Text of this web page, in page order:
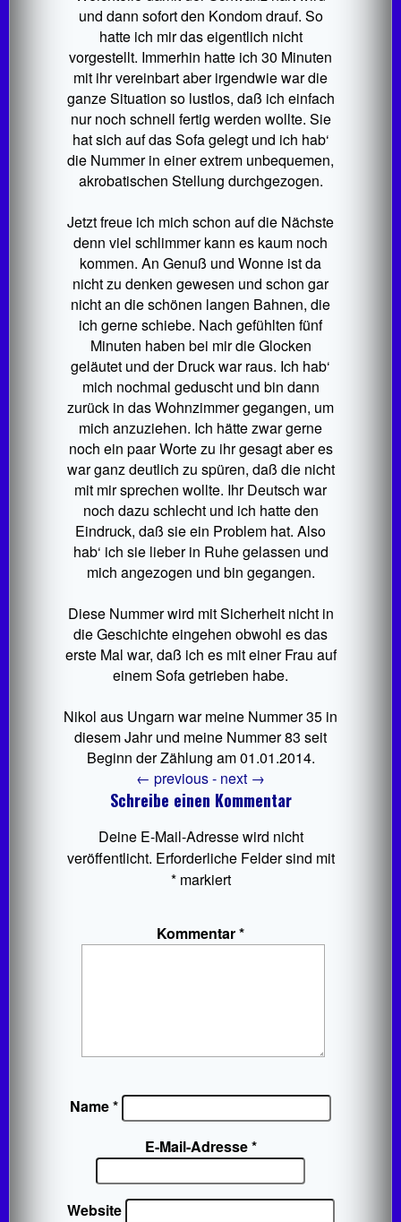
und dann sofort den Kondom drauf. So
hatte ich mir das eigentlich nicht
vorgestellt. Immerhin hatte ich 30 Minuten
mit ihr vereinbart aber irgendwie war die
ganze Situation so lustlos, daß ich einfach
nur noch schnell fertig werden wollte. Sie
hat sich auf das Sofa gelegt und ich hab‘
die Nummer in einer extrem unbequemen,
akrobatischen Stellung durchgezogen.
Jetzt freue ich mich schon auf die Nächste
denn viel schlimmer kann es kaum noch
kommen. An Genuß und Wonne ist da
nicht zu denken gewesen und schon gar
nicht an die schönen langen Bahnen, die
ich gerne schiebe. Nach gefühlten fünf
Minuten haben bei mir die Glocken
geläutet und der Druck war raus. Ich hab‘
mich nochmal geduscht und bin dann
zurück in das Wohnzimmer gegangen, um
mich anzuziehen. Ich hätte zwar gerne
noch ein paar Worte zu ihr gesagt aber es
war ganz deutlich zu spüren, daß die nicht
mit mir sprechen wollte. Ihr Deutsch war
noch dazu schlecht und ich hatte den
Eindruck, daß sie ein Problem hat. Also
hab‘ ich sie lieber in Ruhe gelassen und
mich angezogen und bin gegangen.
Diese Nummer wird mit Sicherheit nicht in
die Geschichte eingehen obwohl es das
erste Mal war, daß ich es mit einer Frau auf
einem Sofa getrieben habe.
Nikol aus Ungarn war meine Nummer 35 in
diesem Jahr und meine Nummer 83 seit
Beginn der Zählung am 01.01.2014.
← previous - next →
Schreibe einen Kommentar
Deine E-Mail-Adresse wird nicht
veröffentlicht. Erforderliche Felder sind mit
*markiert
Kommentar*
Name*
E-Mail-Adresse*
Website